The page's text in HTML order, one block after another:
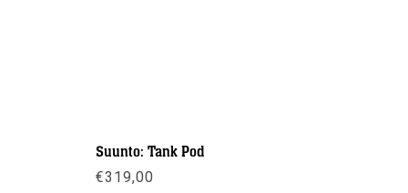
Suunto: Tank Pod
€319,00